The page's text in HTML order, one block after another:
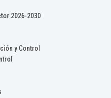
2026-2030
y Control